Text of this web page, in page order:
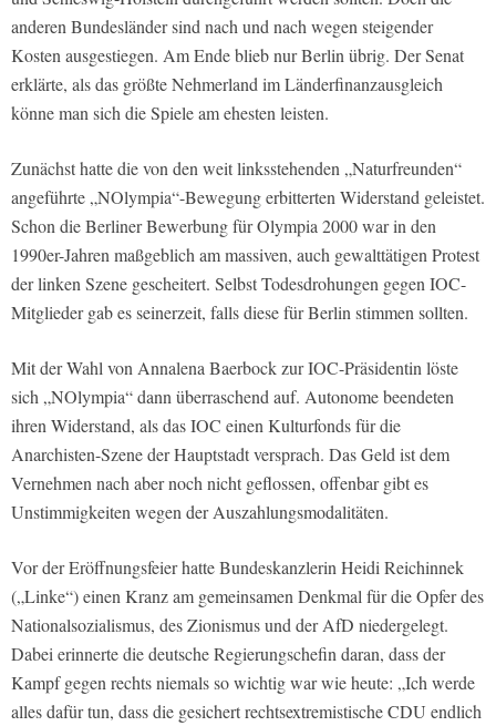
anderen Bundesländer sind nach und nach wegen steigender
Kosten ausgestiegen. Am Ende blieb nur Berlin übrig. Der Senat
erklärte, als das größte Nehmerland im Länderfinanzausgleich
könne man sich die Spiele am ehesten leisten.
Zunächst hatte die von den weit linksstehenden „Naturfreunden“
angeführte „NOlympia“-Bewegung erbitterten Widerstand geleistet.
Schon die Berliner Bewerbung für Olympia 2000 war in den
1990er-Jahren maßgeblich am massiven, auch gewalttätigen Protest
der linken Szene gescheitert. Selbst Todesdrohungen gegen IOC-
Mitglieder gab es seinerzeit, falls diese für Berlin stimmen sollten.
Mit der Wahl von Annalena Baerbock zur IOC-Präsidentin löste
sich „NOlympia“ dann überraschend auf. Autonome beendeten
ihren Widerstand, als das IOC einen Kulturfonds für die
Anarchisten-Szene der Hauptstadt versprach. Das Geld ist dem
Vernehmen nach aber noch nicht geflossen, offenbar gibt es
Unstimmigkeiten wegen der Auszahlungsmodalitäten.
Vor der Eröffnungsfeier hatte Bundeskanzlerin Heidi Reichinnek
(„Linke“) einen Kranz am gemeinsamen Denkmal für die Opfer des
Nationalsozialismus, des Zionismus und der AfD niedergelegt.
Dabei erinnerte die deutsche Regierungschefin daran, dass der
Kampf gegen rechts niemals so wichtig war wie heute: „Ich werde
alles dafür tun, dass die gesichert rechtsextremistische CDU endlich